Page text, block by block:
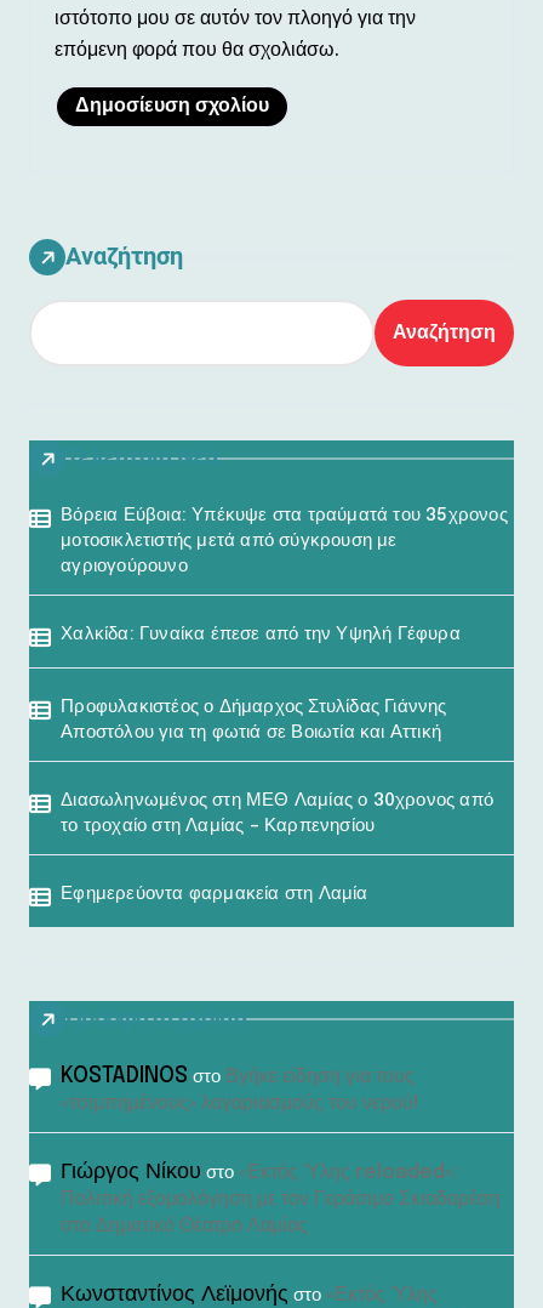
ιστότοπο μου σε αυτόν τον πλοηγό για την
επόμενη φορά που θα σχολιάσω.
Αναζήτηση
Αναζήτηση
Τελευταία Νέα
Βόρεια Εύβοια: Υπέκυψε στα τραύματά του 35χρονος
μοτοσικλετιστής μετά από σύγκρουση με
αγριογούρουνο
Χαλκίδα: Γυναίκα έπεσε από την Υψηλή Γέφυρα
Προφυλακιστέος ο Δήμαρχος Στυλίδας Γιάννης
Αποστόλου για τη φωτιά σε Βοιωτία και Αττική
Διασωληνωμένος στη ΜΕΘ Λαμίας ο 30χρονος από
το τροχαίο στη Λαμίας – Καρπενησίου
Εφημερεύοντα φαρμακεία στη Λαμία
Πρόσφατα σχόλια
KOSTADINOS στο Βγήκε είδηση για τους
«τσιμπημένους» λογαριασμούς του νερού!
Γιώργος Νίκου στο «Εκτός Ύλης reloaded»:
Πολιτική εξομολόγηση με τον Γεράσιμο Σκιαδαρέση
στο Δημοτικό Θέατρο Λαμίας
Κωνσταντίνος Λεϊμονής στο «Εκτός Ύλης